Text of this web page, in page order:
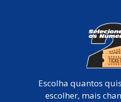
Escolha quantos
escolher, mais